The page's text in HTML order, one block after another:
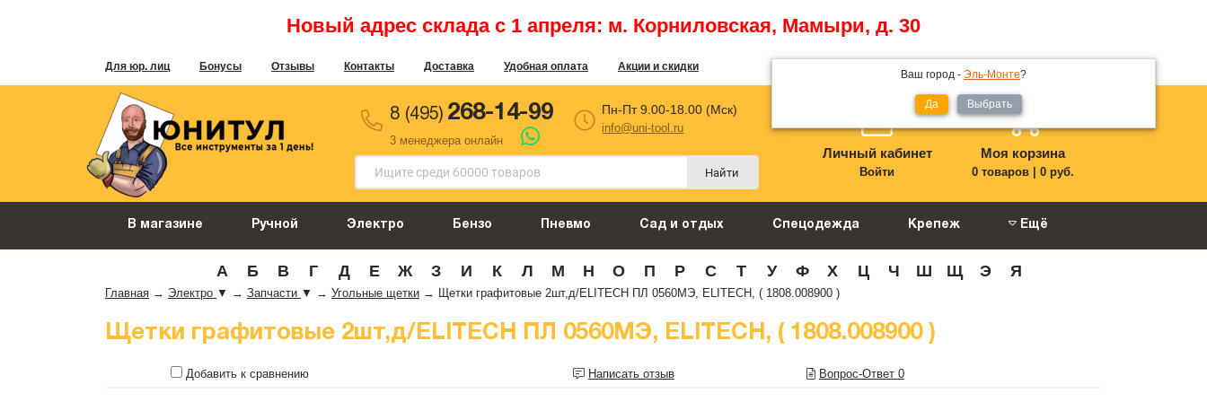
Новый адрес склада с 1 апреля: м. Корниловская, Мамыри, д. 30
Для юр. лиц Бонусы Отзывы Контакты Доставка Удобная оплата Акции и скидки
Ваш город - Эль-Монте?
Да Выбрать
8 (495) 268-14-99
3 менеджера онлайн
Пн-Пт 9.00-18.00 (Мск)
info@uni-tool.ru
Найти
Личный кабинет
Войти
Моя корзина
0 товаров| 0 руб.
В магазине Ручной Электро Бензо Пневмо Сад и отдых Спецодежда Крепеж Ещё
А Б В Г Д Е Ж З И К Л М Н О П Р С Т У Ф Х Ц Ч Ш Щ Э Я
Главная → Электро ▼ → Запчасти ▼ → Угольные щетки → Щетки графитовые 2шт,д/ELITECH ПЛ 0560МЭ, ELITECH, ( 1808.008900 )
Щетки графитовые 2шт,д/ELITECH ПЛ 0560МЭ, ELITECH, ( 1808.008900 )
Добавить к сравнению Написать отзыв Вопрос-Ответ 0